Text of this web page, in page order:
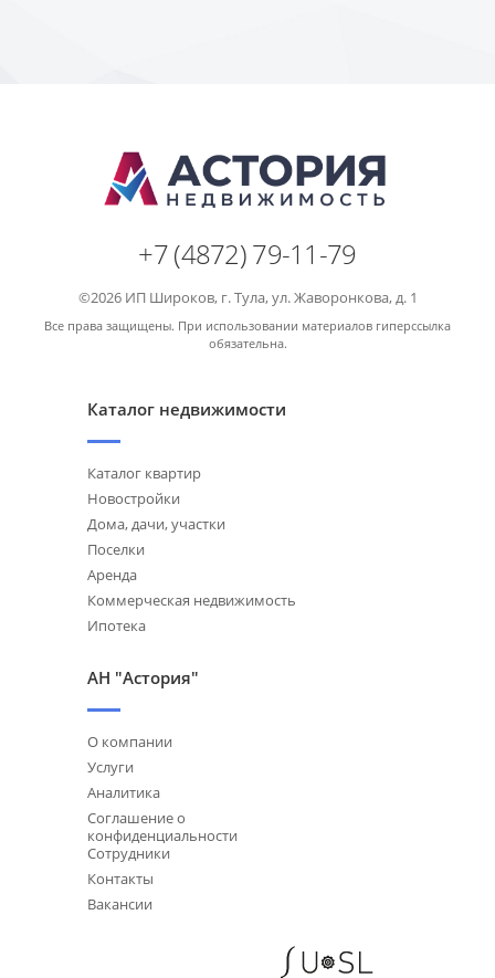
+7 (4872) 79-11-79
©2026 ИП Широков, г. Тула, ул. Жаворонкова, д. 1
Все права защищены. При использовании материалов гиперссылка
обязательна.
Каталог недвижимости
Каталог квартир
Новостройки
Дома, дачи, участки
Поселки
Аренда
Коммерческая недвижимость
Ипотека
АН "Астория"
О компании
Услуги
Аналитика
Соглашение о
конфиденциальности
Сотрудники
Контакты
Вакансии